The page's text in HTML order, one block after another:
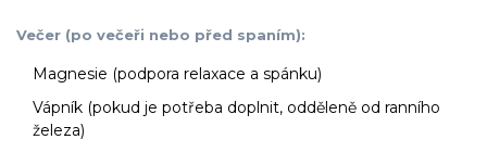
Večer (po večeři nebo před spaním):
Magnesie (podpora relaxace a spánku)
Vápník (pokud je potřeba doplnit, odděleně od ranního
železa)